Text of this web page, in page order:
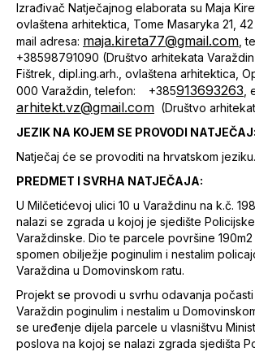
Izrađivač Natječajnog elaborata su Maja
ovlaštena arhitektica, Tome Masaryka 21,
mail adresa: maja.kireta77@gmail.com ,
+38598791090 (Društvo arhitekata
Fištrek, dipl.ing.arh., ovlaštena arhitektica,
000 Varaždin, telefon: +385913693263
arhitekt.vz@gmail.com (Društvo
JEZIK NA KOJEM SE PROVODI NATJEČAJ:
Natječaj će se provoditi na hrvatskom jeziku.
PREDMET I SVRHA NATJEČAJA:
U Milčetićevoj ulici 10 u Varaždinu na k.č.
nalazi se zgrada u kojoj je sjedište
Varaždinske. Dio te parcele površine
spomen obilježje poginulim i nestalim
Varaždina u Domovinskom ratu.
Projekt se provodi u svrhu odavanja počasti
Varaždin poginulim i nestalim u
se uređenje dijela parcele u vlasništvu
poslova na kojoj se nalazi zgrada sjedišta